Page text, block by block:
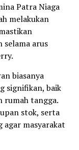
Patra Niaga
melakukan
selama arus
biasanya
signifikan, baik
rumah tangga.
stok, serta
masyarakat